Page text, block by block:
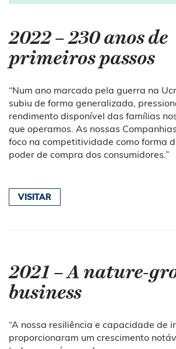
2022 – 230 anos de
primeiros passos
“Num ano marcado pela guerra na
subiu de forma generalizada,
rendimento disponível das famílias
que operamos. As nossas
foco na competitividade como forma
poder de compra dos consumidores.”
VISITAR
2021 – A nature-
business
“A nossa resiliência e capacidade de
proporcionaram um crescimento